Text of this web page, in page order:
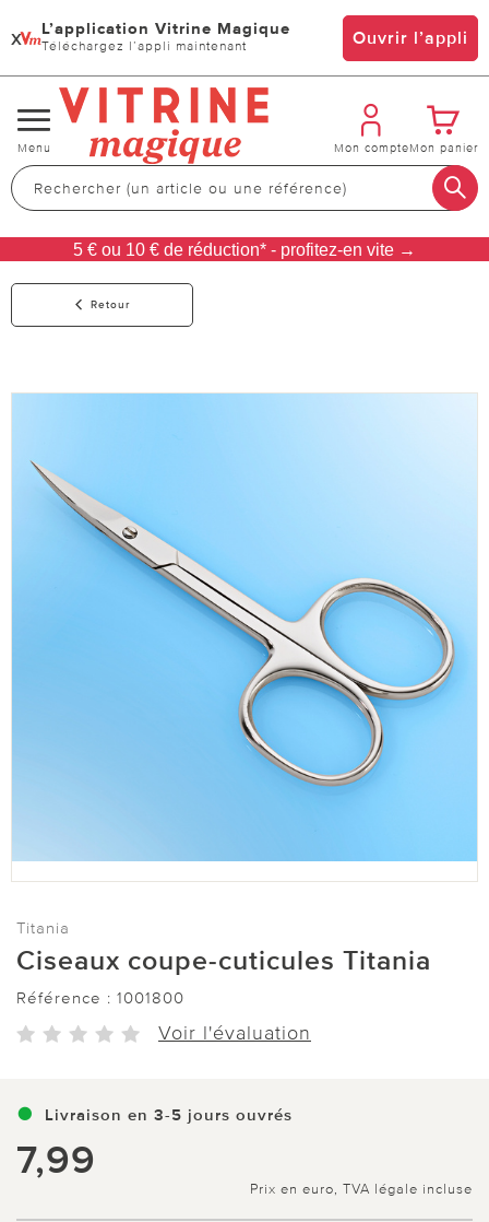
x L’application Vitrine Magique
Téléchargez l’appli maintenant Ouvrir l’appli
Changer
de
navigation
Menu Mon compteMon panier
5 € ou 10 € de réduction* - profitez-en vite →
Retour
Titania
Ciseaux coupe-cuticules Titania
Référence : 1001800
Voir l'évaluation
Livraison en 3-5 jours ouvrés
7,99
Prix en euro, TVA légale incluse